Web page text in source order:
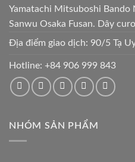
Yamatachi Mitsuboshi Bando
Sanwu Osaka Fusan. Dây
Địa điểm giao dịch: 90/5 Tạ
Hotline: +84 906 999 843
NHÓM SẢN PHẨM